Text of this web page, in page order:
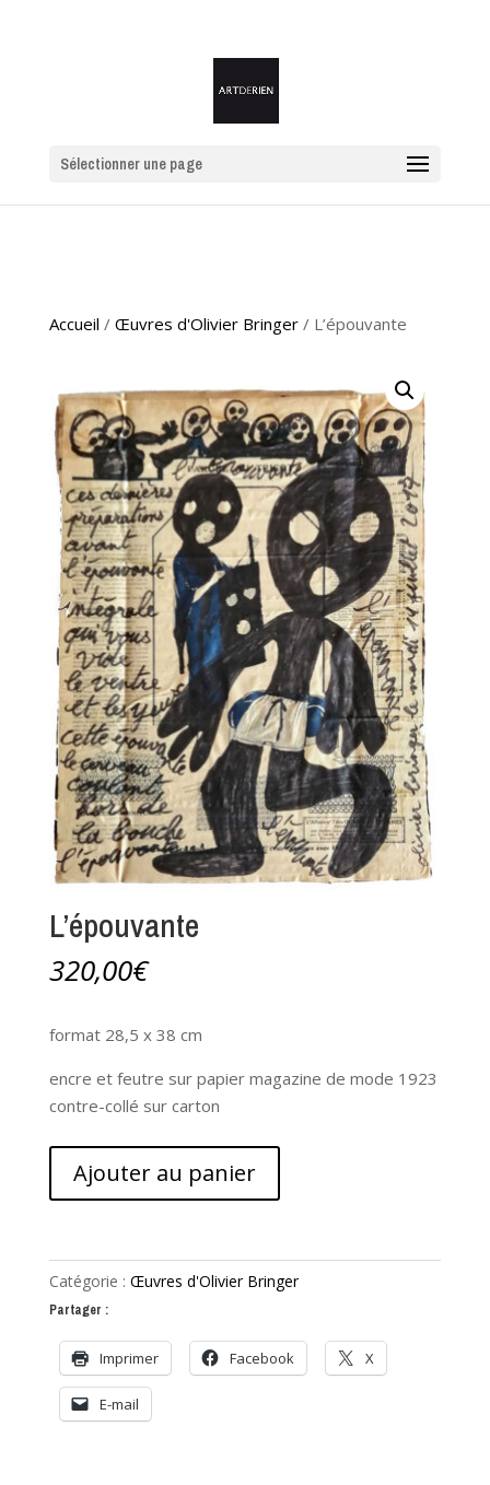
Sélectionner une page
Accueil / Œuvres d'Olivier Bringer/ L’épouvante
L’épouvante
320,00€
format 28,5 x 38 cm
encre et feutre sur papier magazine de mode 1923
contre-collé sur carton
Ajouter au panier
Catégorie : Œuvres d'Olivier Bringer
Partager :
Imprimer Facebook X
E-mail